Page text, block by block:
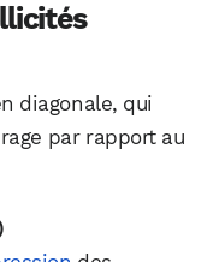
diagonale, qui
par rapport au